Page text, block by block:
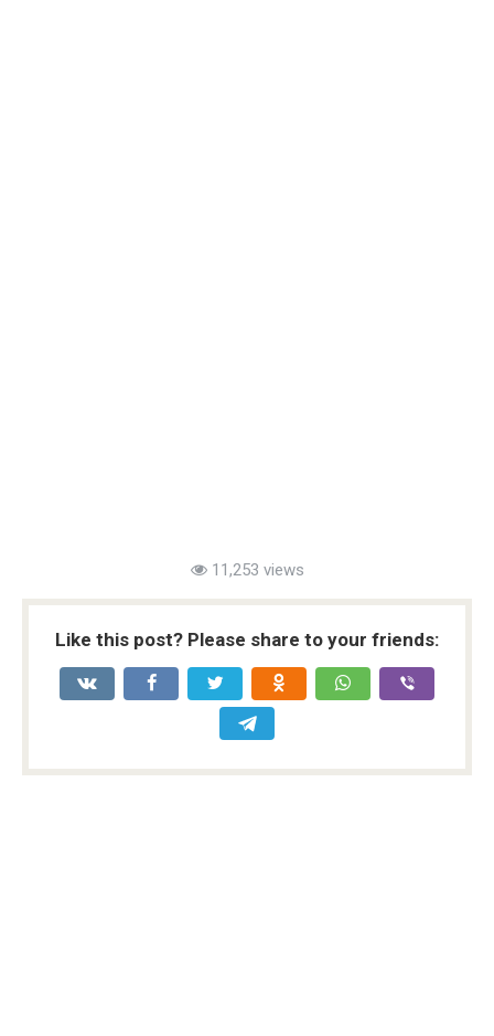
11,253 views
Like this post? Please share to your friends: